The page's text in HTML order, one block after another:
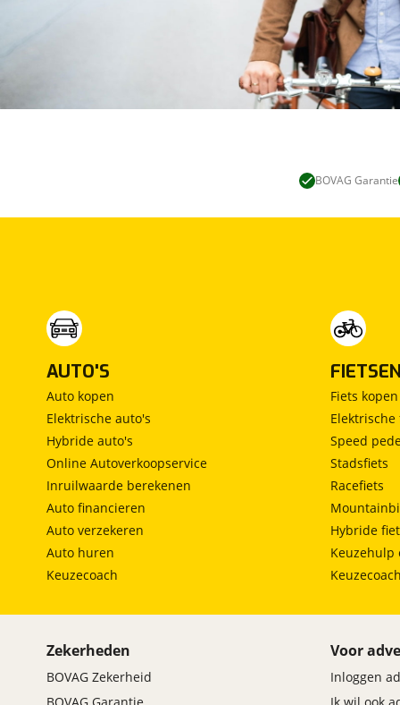
BOVAG Garantie
AUTO'S
Auto kopen
Elektrische auto's
Hybride auto's
Online Autoverkoopservice
Inruilwaarde berekenen
Auto financieren
Auto verzekeren
Auto huren
Keuzecoach
FIETSEN
Fiets kopen
Elektrische
Speed
Stadsfiets
Racefiets
Hybride
Keuzehulp
Keuzecoach
Zekerheden
BOVAG Zekerheid
Voor
Inloggen